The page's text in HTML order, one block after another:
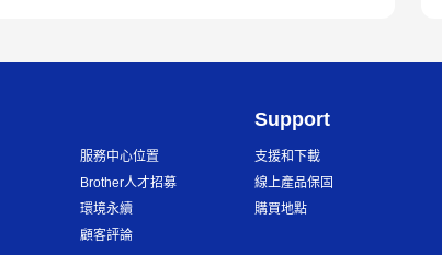
服務中心位置
Brother人才招募
環境永續
顧客評論
Support
支援和下載
線上產品保固
購買地點